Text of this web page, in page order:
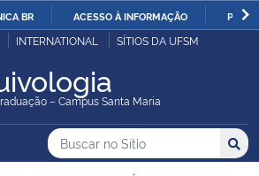
IR
O
BR ACESSO À INFORMAÇÃO
Pública
INTERNATIONAL SÍTIOS DA UFSM
– Campus Santa Maria
do Sítio
Busca
Buscar no no Sítio
Busca: